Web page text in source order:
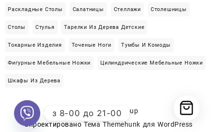
Раскладные Столы Салатницы Стеллажи Столешницы
Столы Стулья Тарелки Из Дерева Детские
Токарные Изделия Точеные Ноги Тумбы И Комоды
Фигурные Мебельные Ножки Цилиндрические Мебельные Ножки
Шкафы Из Дерева
© 2026 Loftgroup
Спроектировано Тема Themehunk для WordPress
з 8-00 до 21-00